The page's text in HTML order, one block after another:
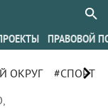
ПРАВОВОЙ
ОКРУГ #СПОРТ
chevron_right
,